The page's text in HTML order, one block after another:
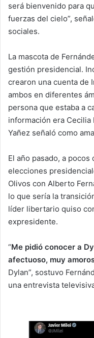
será bienvenido para
fuerzas del cielo”,
sociales.
La mascota de
gestión presidencial.
crearon una cuenta de
ambos en diferentes
persona que estaba a
información era
Yañez señaló como
El año pasado, a
elecciones
Olivos con Alberto
lo que sería la
líder libertario quiso
expresidente.
“Me pidió conocer a
afectuoso, muy
Dylan”, sostuvo
una entrevista